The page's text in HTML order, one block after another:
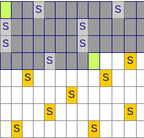
S S
S S
S S
S S
S S
S
S S
S S